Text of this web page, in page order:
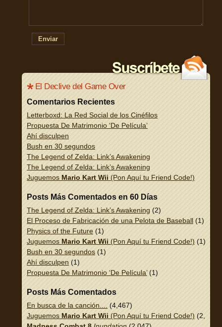
Enviar
El Declive del Game Over
Comentarios Recientes
Letterboxd: La Red Social de los Cinéfilos
Propuesta De Matrimonio ‘De Película’
Ahí disculpen
Bush en 30 segundos
The Legend of Zelda: Link’s Awakening
The Legend of Zelda: Link’s Awakening
Juguemos Mario Kart Wii (Pon Aquí tu Friend Code!)
Posts Más Comentados en 60 Días
The Legend of Zelda: Link’s Awakening (2)
El Proceso de Fabricación de una Pelota de Baseball (1)
Physics of the Future (1)
Juguemos Mario Kart Wii (Pon Aquí tu Friend Code!) (1)
Bush en 30 segundos (1)
Ahí disculpen (1)
Propuesta De Matrimonio ‘De Película’(1)
Posts Más Comentados
En busca de la canción....
(4,467)
Juguemos Mario Kart Wii (Pon Aquí tu Friend Code!) (2,337)